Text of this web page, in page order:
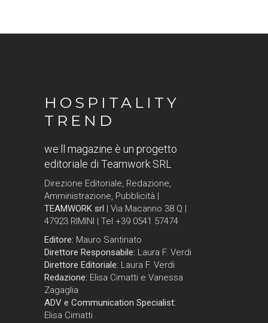
HOSPITALITY
TREND
we:ll magazine è un progetto
editoriale di Teamwork SRL
Direzione Editoriale, Redazione,
Amministrazione, Pubblicità |
TEAMWORK srl
| Via Macanno 38 Q |
47923 RIMINI | Tel +39 0541 57474
Editore: Mauro Santinato
Direttore Responsabile: Laura F. Verdi
Direttore Editoriale: Laura F. Verdi
Redazione: Elisa Cimatti e Vanessa
Zagaglia
ADV e Communication Specialist:
Elisa Cimatti